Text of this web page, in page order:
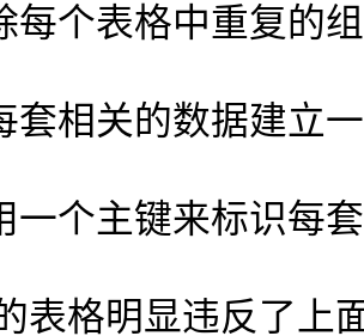
个表格中重复的组
相关的数据建立一
个主键来标识每套
格明显违反了上面